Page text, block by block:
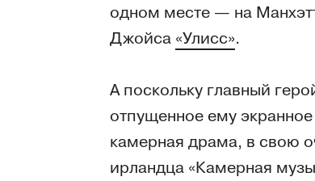
одном месте — на
Джойса «Улисс».
А поскольку главный
отпущенное ему
камерная драма, в свою
ирландца «Камерная